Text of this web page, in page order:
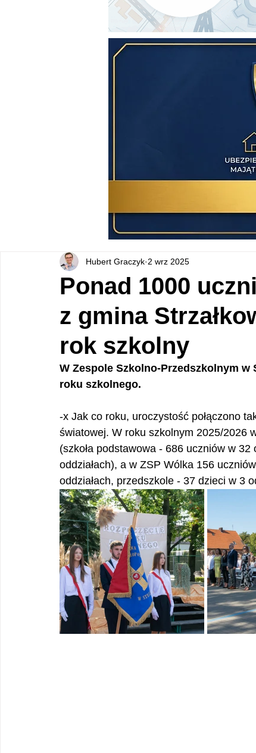
Ponad 1000
z gmina
rok szkolny
Hubert Graczyk 2 wrz 2025
W Zespole Szkolno-Przedszkolnym w
roku szkolnego.
-x Jak co roku, uroczystość połączono
światowej. W roku szkolnym 2025/2026
(szkoła podstawowa - 686 uczniów w
oddziałach), a w ZSP Wólka 156
oddziałach, przedszkole - 37 dzieci w 3